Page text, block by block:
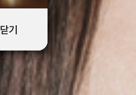
닫기
닫기
닫기
닫기
닫기